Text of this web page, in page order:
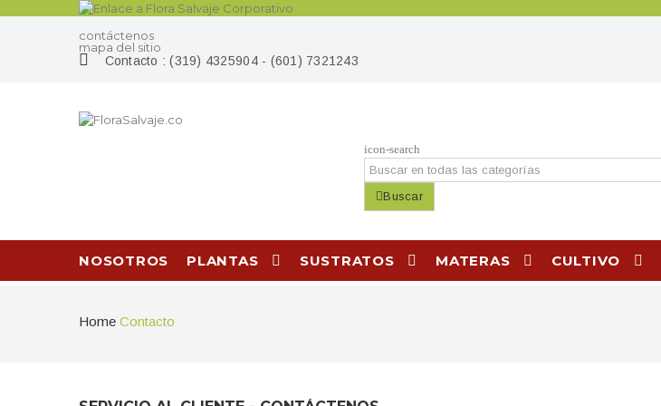
contáctenos
mapa del sitio
Contacto :(319) 4325904 - (601) 7321243
icon-search
Buscar
NOSOTROS PLANTAS SUSTRATOS MATERAS CULTIVO
Home Contacto